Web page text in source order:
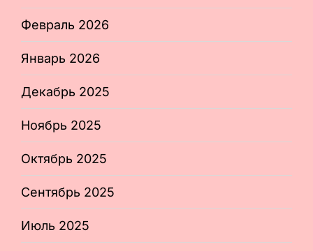
Февраль 2026
Январь 2026
Декабрь 2025
Ноябрь 2025
Октябрь 2025
Сентябрь 2025
Июль 2025